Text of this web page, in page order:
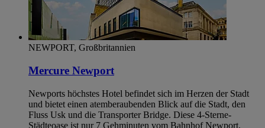
NEWPORT, Großbritannien
Mercure Newport
Newports höchstes Hotel befindet sich im Herzen der Stadt
und bietet einen atemberaubenden Blick auf die Stadt, den
Fluss Usk und die Transporter Bridge. Diese 4-Sterne-
Städteoase ist nur 7 Gehminuten vom Bahnhof Newport,